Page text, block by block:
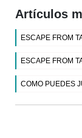
Artículos
ESCAPE FROM
ESCAPE FROM
COMO PUEDES